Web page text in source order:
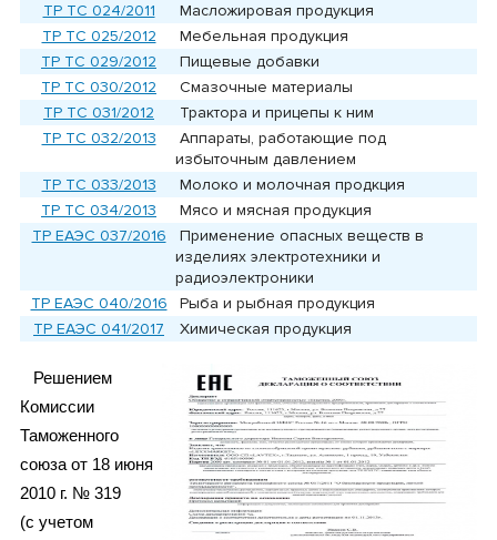
ТР ТС 024/2011
Масложировая продукция
ТР ТС 025/2012
Мебельная продукция
ТР ТС 029/2012
Пищевые добавки
ТР ТС 030/2012
Cмазочные материалы
ТР ТС 031/2012
Трактора и прицепы к ним
ТР ТС 032/2013
Аппараты, работающие под
избыточным давлением
ТР ТС 033/2013
Молоко и молочная продкция
ТР ТС 034/2013
Мясо и мясная продукция
ТР ЕАЭС 037/2016
Применение опасных веществ в
изделиях электротехники и
радиоэлектроники
ТР ЕАЭС 040/2016
Рыба и рыбная продукция
ТР ЕАЭС 041/2017
Химическая продукция
Решением
Комиссии
Таможенного
союза от 18 июня
2010 г. № 319
(с учетом